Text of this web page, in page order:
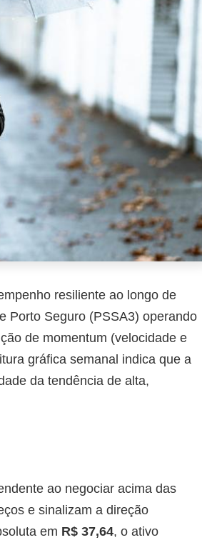
resiliente ao longo de
Porto Seguro (PSSA3) operando
de momentum (velocidade e
gráfica semanal indica que a
da tendência de alta,
ao negociar acima das
e sinalizam a direção
em R$ 37,64, o ativo